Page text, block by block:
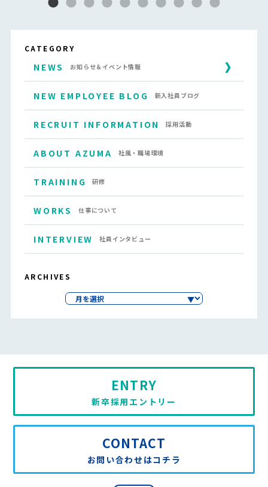
CATEGORY
NEWS お知らせ＆イベント情報
NEW EMPLOYEE BLOG 新入社員ブログ
RECRUIT INFORMATION 採用活動
ABOUT AZUMA 社風・職場環境
TRAINING 研修
WORKS 仕事について
INTERVIEW 社員インタビュー
ARCHIVES
CONTACT
お問い合わせはコチラ
ENTRY
新卒採用エントリー